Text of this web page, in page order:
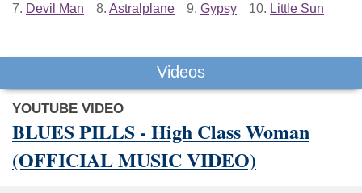
7. Devil Man 8. Astralplane 9. Gypsy 10. Little Sun
Videos
YOUTUBE VIDEO
BLUES PILLS - High Class Woman
(OFFICIAL MUSIC VIDEO)